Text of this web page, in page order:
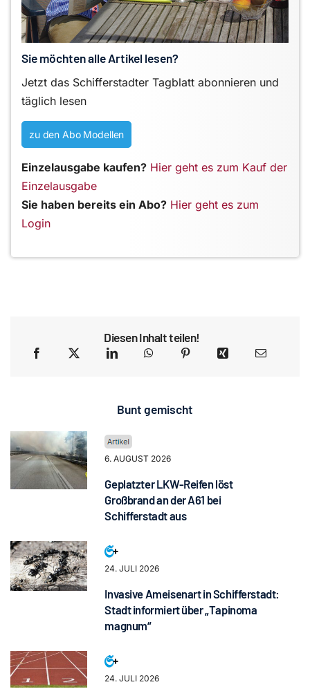
Sie möchten alle Artikel lesen?
Jetzt das Schifferstadter Tagblatt abonnieren und
täglich lesen
zu den Abo Modellen
Einzelausgabe kaufen? Hier geht es zum Kauf der
Einzelausgabe
Sie haben bereits ein Abo? Hier geht es zum
Login
Diesen Inhalt teilen!
Bunt gemischt
6. AUGUST 2026
Geplatzter LKW-Reifen löst
Großbrand an der A61 bei
Schifferstadt aus
24. JULI 2026
Invasive Ameisenart in Schifferstadt:
Stadt informiert über „Tapinoma
magnum“
24. JULI 2026